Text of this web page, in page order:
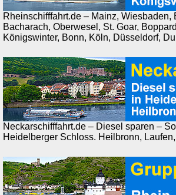
Rheinschifffahrt.de – Mainz,
Bacharach, Oberwesel, St. Goar,
Königswinter, Bonn, Köln, Düsseldorf,
Neckarschifffahrt.de – Diesel sparen –
Heidelberger Schloss. Heilbronn,